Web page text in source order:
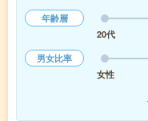
年齢層
20代
男女比率
女性